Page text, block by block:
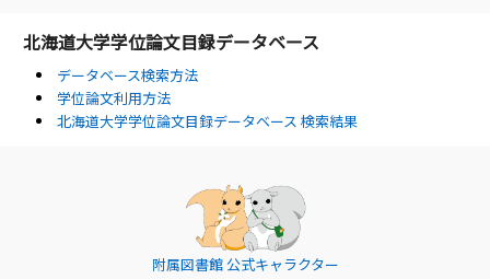
北海道大学学位論文目録データベース
データベース検索方法
学位論文利用方法
北海道大学学位論文目録データベース 検索結果
附属図書館 公式キャラクター